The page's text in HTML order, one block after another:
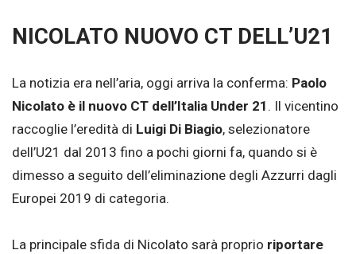
NICOLATO NUOVO CT DELL’U21
La notizia era nell’aria, oggi arriva la conferma: Paolo
Nicolato è il nuovo CT dell’Italia Under 21 . Il vicentino
raccoglie l’eredità di Luigi Di Biagio, selezionatore
dell’U21 dal 2013 fino a pochi giorni fa, quando si è
dimesso a seguito dell’eliminazione degli Azzurri dagli
Europei 2019 di categoria.
La principale sfida di Nicolato sarà proprio riportare